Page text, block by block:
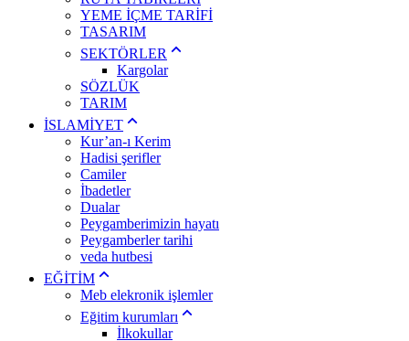
YEME İÇME TARİFİ
TASARIM
SEKTÖRLER
Kargolar
SÖZLÜK
TARIM
İSLAMİYET
Kur’an-ı Kerim
Hadisi şerifler
Camiler
İbadetler
Dualar
Peygamberimizin hayatı
Peygamberler tarihi
veda hutbesi
EĞİTİM
Meb elekronik işlemler
Eğitim kurumları
İlkokullar